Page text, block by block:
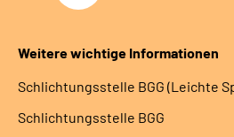
Weitere wichtige Informationen
Schlich­tungs­stel­le BGG (Leichte
Schlich­tungs­stel­le BGG